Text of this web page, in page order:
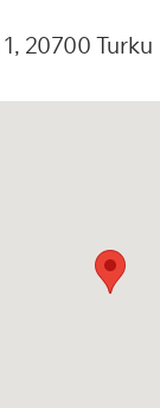
1 20700 Turku